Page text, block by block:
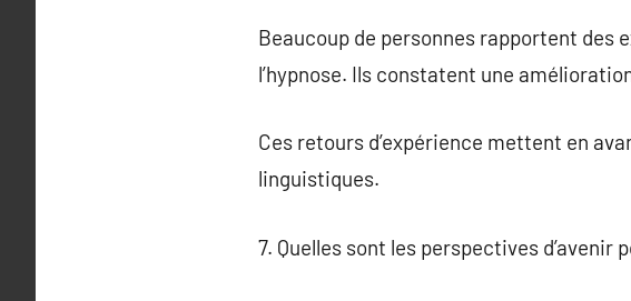
Beaucoup de personnes rapportent des
l’hypnose. Ils constatent une
Ces retours d’expérience mettent en
linguistiques.
7. Quelles sont les perspectives d’avenir